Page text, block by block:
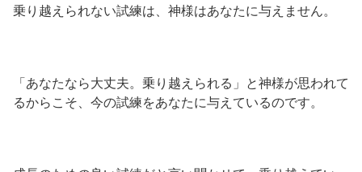
乗り越えられない試練は、神様はあなたに与えません。
「あなたなら大丈夫。乗り越えられる」と神様が思われて
るからこそ、今の試練をあなたに与えているのです。